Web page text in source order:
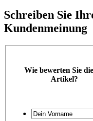
Schreiben Sie
Kundenmeinung
Wie bewerten Sie
Artikel?